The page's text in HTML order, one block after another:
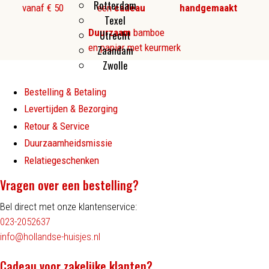
Rotterdam
Texel
Utrecht
Zaandam
Zwolle
vanaf € 50 eencadeau handgemaakt
Duurzaam bamboe
en papier met keurmerk
Bestelling & Betaling
Levertijden & Bezorging
Retour & Service
Duurzaamheidsmissie
Relatiegeschenken
Vragen over een bestelling?
Bel direct met onze klantenservice:
023-2052637
info@hollandse-huisjes.nl